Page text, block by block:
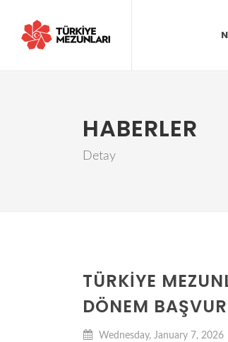
HABERLER
Detay
TÜRKIYE
DÖNEM
Wednesday, January 7, 2026